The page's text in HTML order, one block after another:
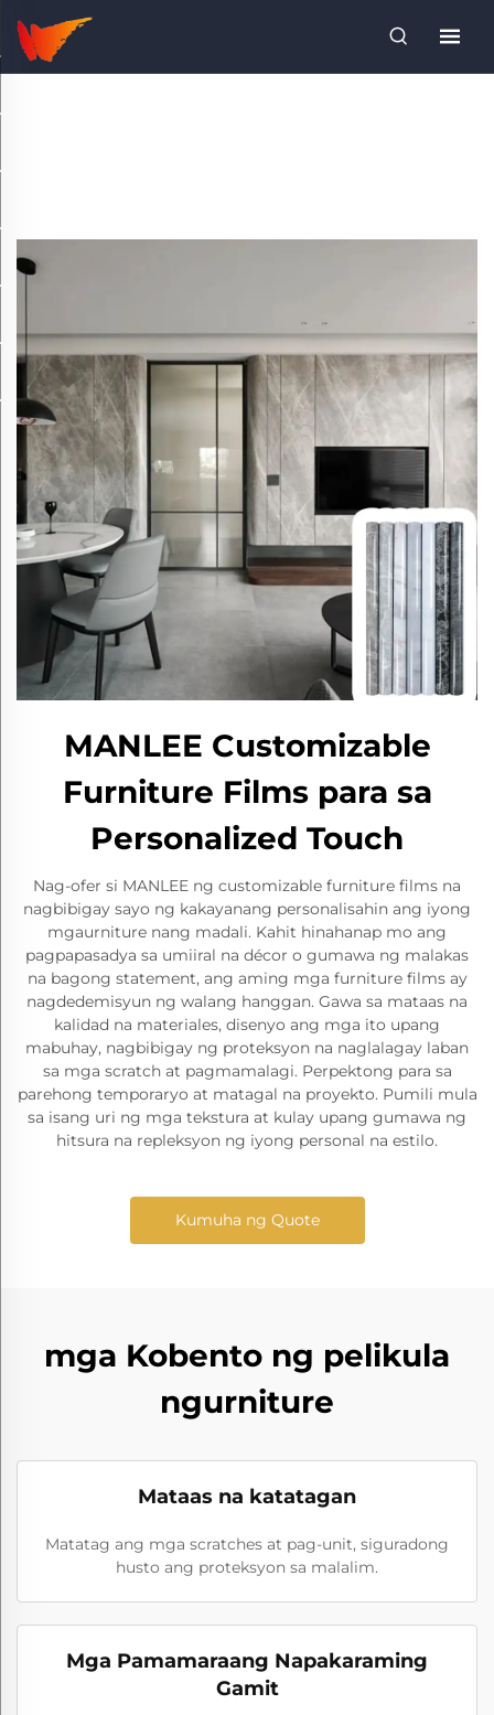
MANLEE Customizable
Furniture Films para sa
Personalized Touch
Nag-ofer si MANLEE ng customizable furniture films na
nagbibigay sayo ng kakayanang personalisahin ang iyong
mgaurniture nang madali. Kahit hinahanap mo ang
pagpapasadya sa umiiral na décor o gumawa ng malakas
na bagong statement, ang aming mga furniture films ay
nagdedemisyun ng walang hanggan. Gawa sa mataas na
kalidad na materiales, disenyo ang mga ito upang
mabuhay, nagbibigay ng proteksyon na naglalagay laban
sa mga scratch at pagmamalagi. Perpektong para sa
parehong temporaryo at matagal na proyekto. Pumili mula
sa isang uri ng mga tekstura at kulay upang gumawa ng
hitsura na repleksyon ng iyong personal na estilo.
Kumuha ng Quote
mga Kobento ng pelikula
ngurniture
Mataas na katatagan
Matatag ang mga scratches at pag-unit, siguradong
husto ang proteksyon sa malalim.
Mga Pamamaraang Napakaraming
Gamit